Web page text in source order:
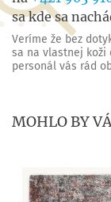
sa kde sa
Veríme že bez
sa na vlastnej koži
personál vás rád
MOHLO BY